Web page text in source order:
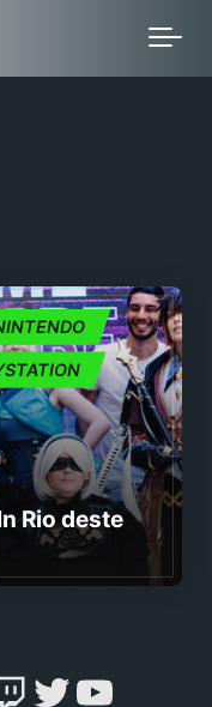
Rio deste
Twitter